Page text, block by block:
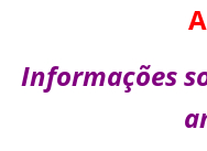
Informações